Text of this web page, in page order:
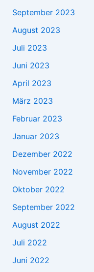
September 2023
August 2023
Juli 2023
Juni 2023
April 2023
März 2023
Februar 2023
Januar 2023
Dezember 2022
November 2022
Oktober 2022
September 2022
August 2022
Juli 2022
Juni 2022